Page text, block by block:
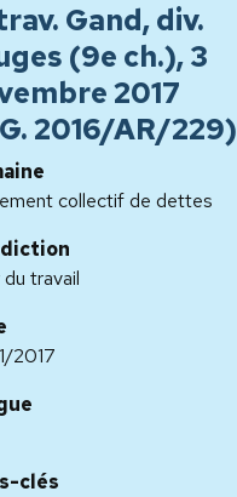
Gand, div.
(9e ch.), 3
2017
2016/AR/229)
collectif de dettes
travail
2017
clés